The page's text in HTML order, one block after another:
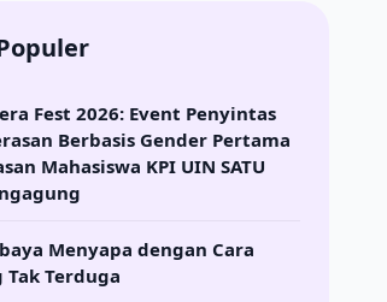
Fest 2026: Event Penyintas
Berbasis Gender Pertama
Mahasiswa KPI UIN SATU
Menyapa dengan Cara
Tak Terduga